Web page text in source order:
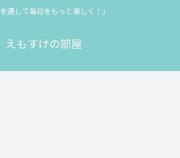
を通して毎日をもっと楽しく！」
えもすけの部屋